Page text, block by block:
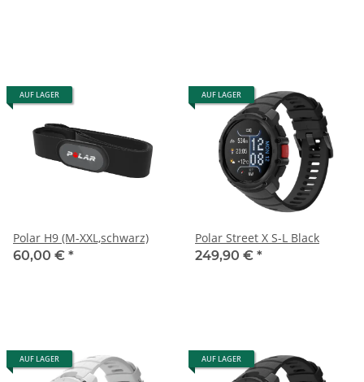
AUF LAGER
Polar H9 (M-XXL,schwarz)
60,00 € *
AUF LAGER
Polar Street X S-L Black
249,90 € *
AUF LAGER AUF LAGER